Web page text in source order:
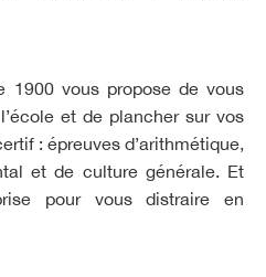
1900 vous propose de vous
et de plancher sur vos
: épreuves d’arithmétique,
et de culture générale. Et
pour vous distraire en